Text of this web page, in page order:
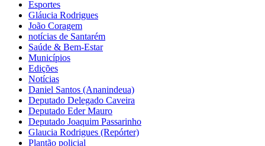
Esportes
Gláucia Rodrigues
João Coragem
notícias de Santarém
Saúde & Bem-Estar
Municípios
Edições
Notícias
Daniel Santos (Ananindeua)
Deputado Delegado Caveira
Deputado Eder Mauro
Deputado Joaquim Passarinho
Glaucia Rodrigues (Repórter)
Plantão policial